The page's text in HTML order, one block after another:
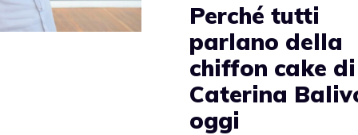
Perché tutti
parlano della
chiffon cake di
Caterina
oggi